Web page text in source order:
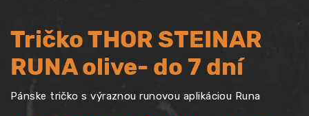
Tričko THOR STEINAR
RUNA olive- do 7 dní
Pánske tričko s výraznou runovou aplikáciou Runa